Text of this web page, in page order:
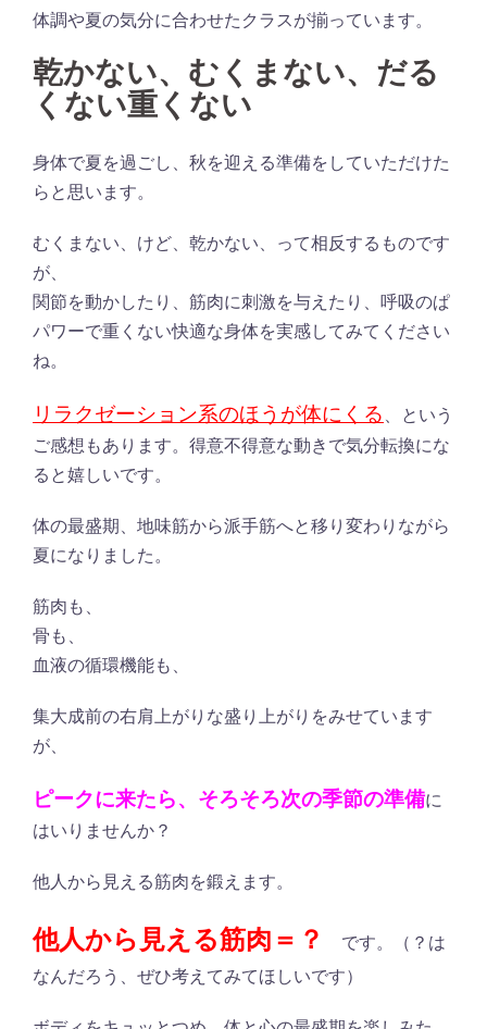
体調や夏の気分に合わせたクラスが揃っています。
乾かない、むくまない、だる
くない重くない
身体で夏を過ごし、秋を迎える準備をしていただけた
らと思います。
むくまない、けど、乾かない、って相反するものです
が、
関節を動かしたり、筋肉に刺激を与えたり、呼吸のぱ
パワーで重くない快適な身体を実感してみてください
ね。
リラクゼーション系のほうが体にくる 、という
ご感想もあります。得意不得意な動きで気分転換にな
ると嬉しいです。
体の最盛期、地味筋から派手筋へと移り変わりながら
夏になりました。
筋肉も、
骨も、
血液の循環機能も、
集大成前の右肩上がりな盛り上がりをみせています
が、
ピークに来たら、そろそろ次の季節の準備に
はいりませんか？
他人から見える筋肉を鍛えます。
他人から見える筋肉＝？
です。（？は
なんだろう、ぜひ考えてみてほしいです）